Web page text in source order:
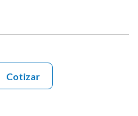
Cotizar